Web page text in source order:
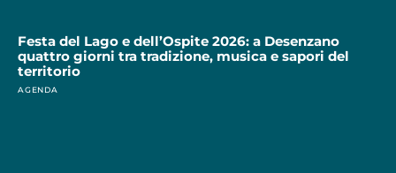
Festa del Lago e dell’Ospite 2026: a Desenzano
quattro giorni tra tradizione, musica e sapori del
territorio
AGENDA